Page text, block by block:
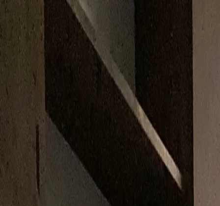
メインコンテンツへスキップ
M's system
コンセプト